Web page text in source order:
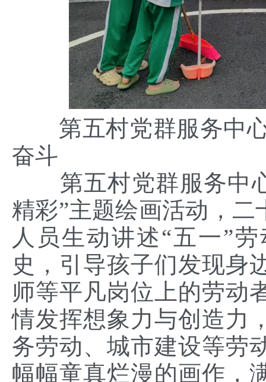
第五村党群服务中
奋斗
第五村党群服务中
精彩”主题绘画活动，
人员生动讲述“五一”
史，引导孩子们发现身
师等平凡岗位上的劳动
情发挥想象力与创造力
务劳动、城市建设等劳
幅幅童真烂漫的画作，